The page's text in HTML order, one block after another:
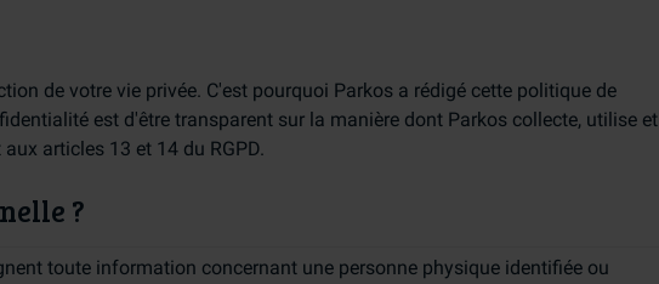
de votre vie privée. C'est pourquoi Parkos a rédigé cette politique de
est d'être transparent sur la manière dont Parkos collecte, utilise et
articles 13 et 14 du RGPD.
?
toute information concernant une personne physique identifiée ou